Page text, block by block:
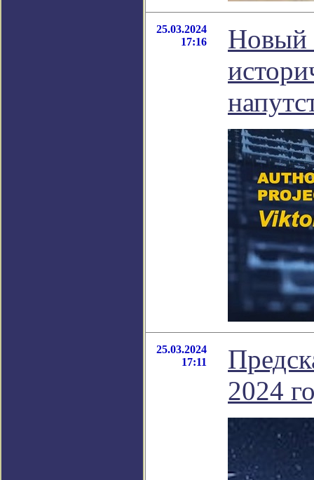
25.03.2024
17:16
Новый
25.03.2024
17:11
2024